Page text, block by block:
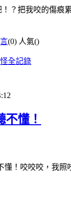
？把我咬的傷痕
(0) 人氣()
全記錄
不懂！
懂！咬咬咬，我照